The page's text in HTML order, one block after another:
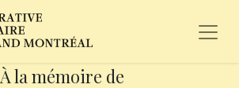
À la mémoire de